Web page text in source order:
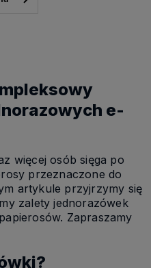
e-
więcej osób sięga po
przeznaczone do
artykule przyjrzymy się
zalety jednorazówek
Zapraszamy